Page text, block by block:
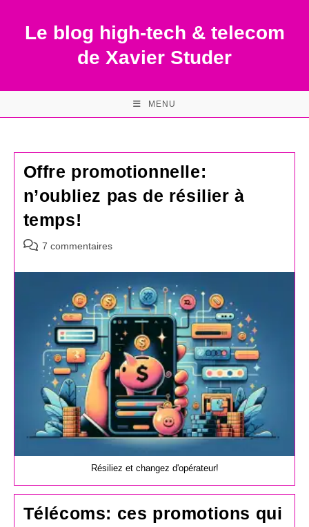
contentLe blog high-tech & telecom
de Xavier Studer
MENU
Offre promotionnelle:
n’oubliez pas de résilier à
temps!
Commentaires
la
7 commentaires
Résiliez et changez d'opérateur!
Télécoms: ces promotions qui